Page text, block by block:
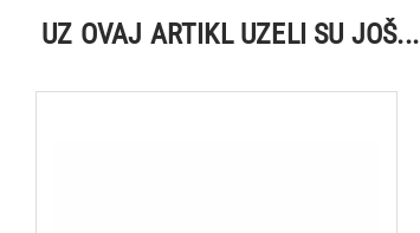
UZ OVAJ ARTIKL UZELI SU JOŠ...